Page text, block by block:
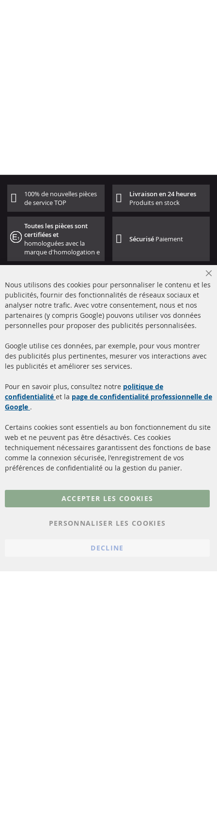
100% de nouvelles pièces
de service TOP
Livraison en 24 heures
Produits en stock
Toutes les pièces sont
certifiées et
homologuées avec la
marque d'homologation e
Sécurisé Paiement
+49 (0) 4533 799000
info@contra-automotive.de
facebook
instagram
Filtres à particules diesel
(FPD)
Catalyseur (CAT)
Capteurs
Matériel de montage
à propos de nous
livraison
Contact
Résilier le contrat
Plus de liens
Conditions générales
Nous utilisons des cookies pour personnaliser le contenu et les
publicités, fournir des fonctionnalités de réseaux sociaux et
analyser notre trafic. Avec votre consentement, nous et nos
partenaires (y compris Google) pouvons utiliser vos données
personnelles pour proposer des publicités personnalisées.
Google utilise ces données, par exemple, pour vous montrer
des publicités plus pertinentes, mesurer vos interactions avec
les publicités et améliorer ses services.
Pour en savoir plus, consultez notre politique de
confidentialité et la page de confidentialité professionnelle de
Google .
Certains cookies sont essentiels au bon fonctionnement du site
web et ne peuvent pas être désactivés. Ces cookies
techniquement nécessaires garantissent des fonctions de base
comme la connexion sécurisée, l'enregistrement de vos
préférences de confidentialité ou la gestion du panier.
ACCEPTER LES COOKIES
PERSONNALISER LES COOKIES
DECLINE